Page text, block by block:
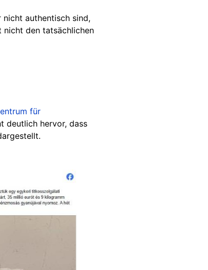
authentisch sind,
nicht den tatsächlichen
für
deutlich hervor, dass